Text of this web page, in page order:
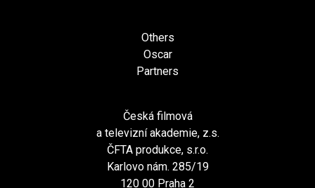
Others
Oscar
Partners
Česká filmová
a televizní akademie, z.s.
ČFTA produkce, s.r.o.
Karlovo nám. 285/19
120 00 Praha 2